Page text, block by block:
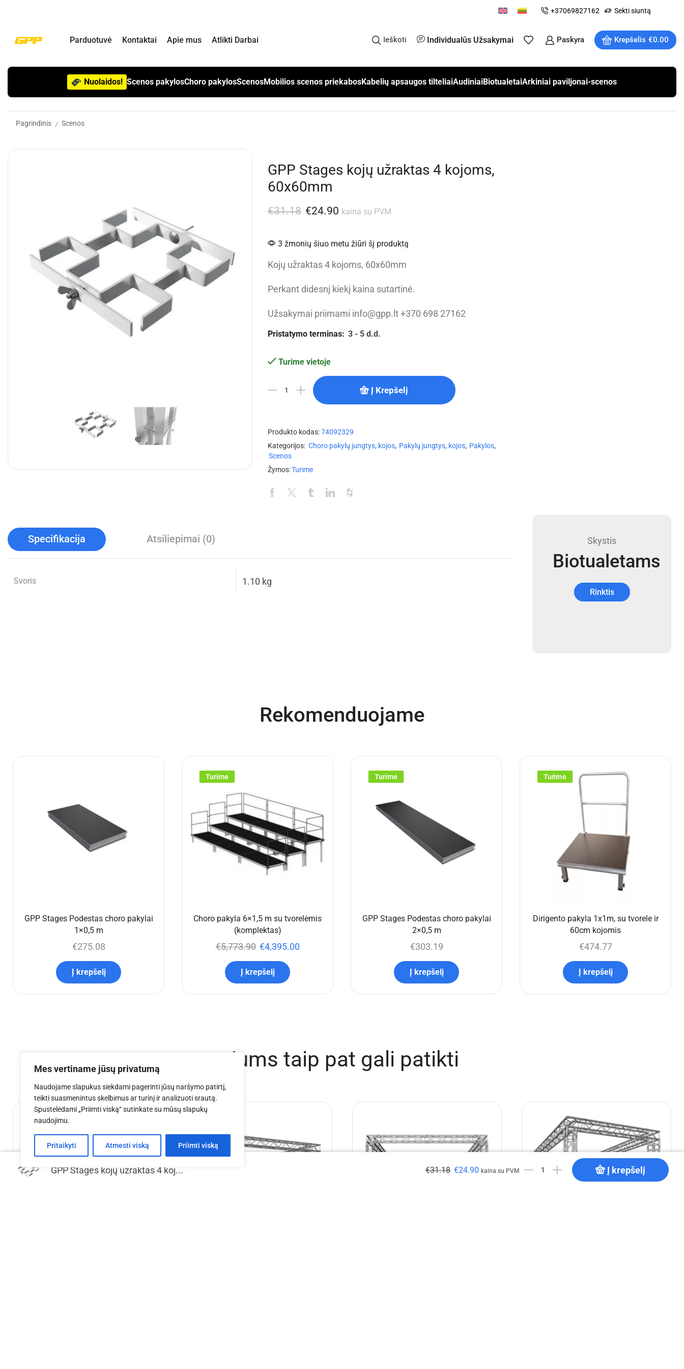
Mes vertiname jūsų privatumą
Naudojame slapukus siekdami pagerinti jūsų naršymo patirtį,
teikti suasmenintus skelbimus ar turinį ir analizuoti srautą.
Spustelėdami „Priimti viską“ sutinkate su mūsų slapukų
naudojimu.
Pritaikyti Atmesti viską Priimti viską
+37069827162 Sekti siuntą
Parduotuvė Kontaktai Apie mus Atlikti Darbai Ieškoti Individualūs Užsakymai Paskyra Krepšelis €0.00
Nuolaidos! Scenos pakylosChoro pakylosScenosMobilios scenos priekabosKabelių apsaugos tilteliaiAudiniaiBiotualetaiArkiniai paviljonai-scenos
Pagrindinis / Scenos
GPP Stages kojų užraktas 4 kojoms,
60x60mm
€31.18 €24.90 kaina su PVM
3 žmonių šiuo metu žiūri šį produktą
Kojų užraktas 4 kojoms, 60x60mm
Perkant didesnį kiekį kaina sutartinė.
Užsakymai priimami info@gpp.lt +370 698 27162
Pristatymo terminas: 3 - 5 d.d.
Turime vietoje
Į Krepšelį
Produkto kodas:74092329
Kategorijos: Choro pakylų jungtys, kojos, Pakylų jungtys, kojos, Pakylos,
Scenos
Žymos:Turime
Specifikacija Atsiliepimai (0)
Svoris 1.10 kg
Skystis
Biotualetams
Rinktis
Rekomenduojame
GPP Stages Podestas choro pakylai
1×0,5 m
€275.08
Į krepšelį
Turime
Choro pakyla 6×1,5 m su tvorelėmis
(komplektas)
€5,773.90 €4,395.00
Į krepšelį
Turime
GPP Stages Podestas choro pakylai
2×0,5 m
€303.19
Į krepšelį
Turime
Dirigento pakyla 1x1m, su tvorele ir
60cm kojomis
€474.77
Į krepšelį
Jums taip pat gali patikti
GPP Stages kojų užraktas 4 koj... €31.18 €24.90 kaina su PVM Į krepšelį